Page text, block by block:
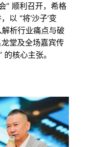
” 顺利召开，希格
以 “将‘沙子’变
解析行业痛点与破
堂及全场嘉宾传
核心主张。